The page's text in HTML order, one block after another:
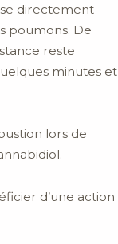
directement
poumons. De
reste
minutes et
lors de
d’une action